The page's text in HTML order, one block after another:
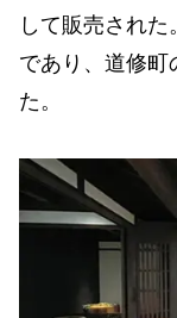
して販売され
であり、道修町
た。